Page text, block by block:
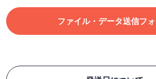
ファイル・データ送信フ